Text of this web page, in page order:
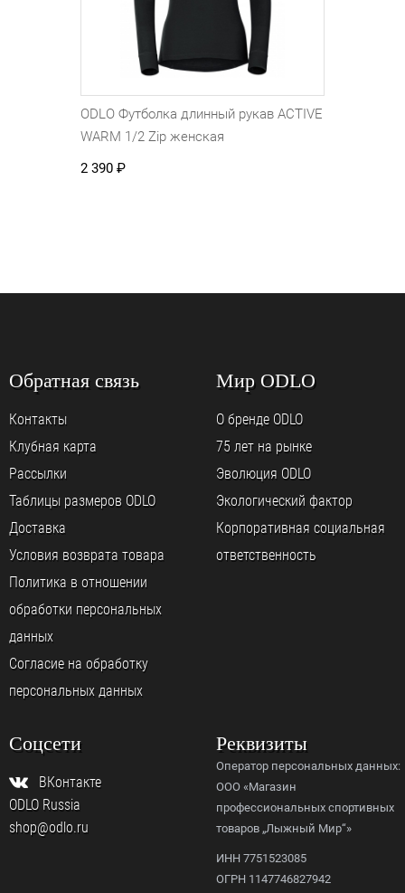
ODLO Футболка длинный рукав ACTIVE
WARM 1/2 Zip женская
2 390 ₽
Обратная связь
Контакты
Клубная карта
Рассылки
Таблицы размеров ODLO
Доставка
Условия возврата товара
Политика в отношении
обработки персональных
данных
Согласие на обработку
персональных данных
Мир ODLO
О бренде ODLO
75 лет на рынке
Эволюция ODLO
Экологический фактор
Корпоративная социальная
ответственность
Соцсети
ВКонтакте
ODLO Russia
shop@odlo.ru
Реквизиты
Оператор персональных данных:
ООО «Магазин
профессиональных спортивных
товаров „Лыжный Мир“»
ИНН 7751523085
ОГРН 1147746827942